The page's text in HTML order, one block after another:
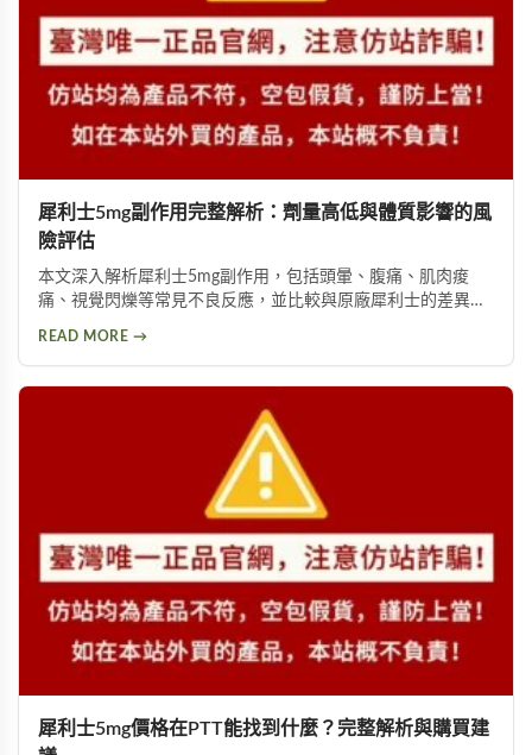
犀利士5mg副作用完整解析：劑量高低與體質影響的風
險評估
本文深入解析犀利士5mg副作用，包括頭暈、腹痛、肌肉痠
痛、視覺閃爍等常見不良反應，並比較與原廠犀利士的差異。
READ MORE →
犀利士5mg價格在PTT能找到什麼？完整解析與購買建